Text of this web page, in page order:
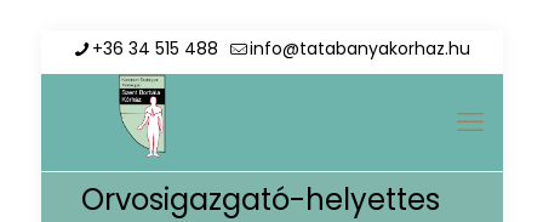
+36 34 515 488 info@tatabanyakorhaz.hu
Orvosigazgató-helyettes